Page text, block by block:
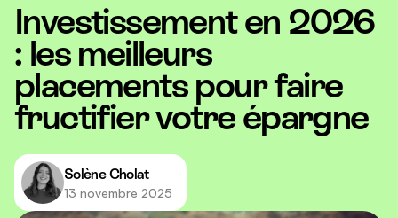
Investissement en 2026
: les meilleurs
placements pour faire
fructifier votre épargne
Solène Cholat
13 novembre 2025